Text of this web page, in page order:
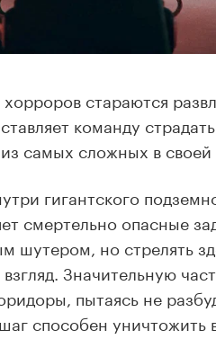
стараются
команду
самых сложных в
гигантского
смертельно опасные
шутером, но стрелять
Значительную
пытаясь не
способен уничтожить